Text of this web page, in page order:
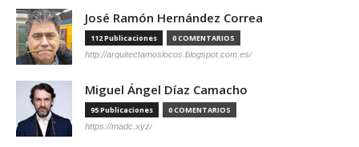
José Ramón Hernández Correa
112 Publicaciones 0 COMENTARIOS
http://arquitectamoslocos.blogspot.com.es/
Miguel Ángel Díaz Camacho
95 Publicaciones 0 COMENTARIOS
https://madc.xyz/